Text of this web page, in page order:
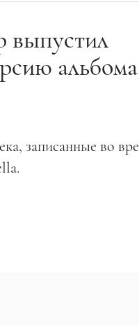
выпустил
альбома
записанные во